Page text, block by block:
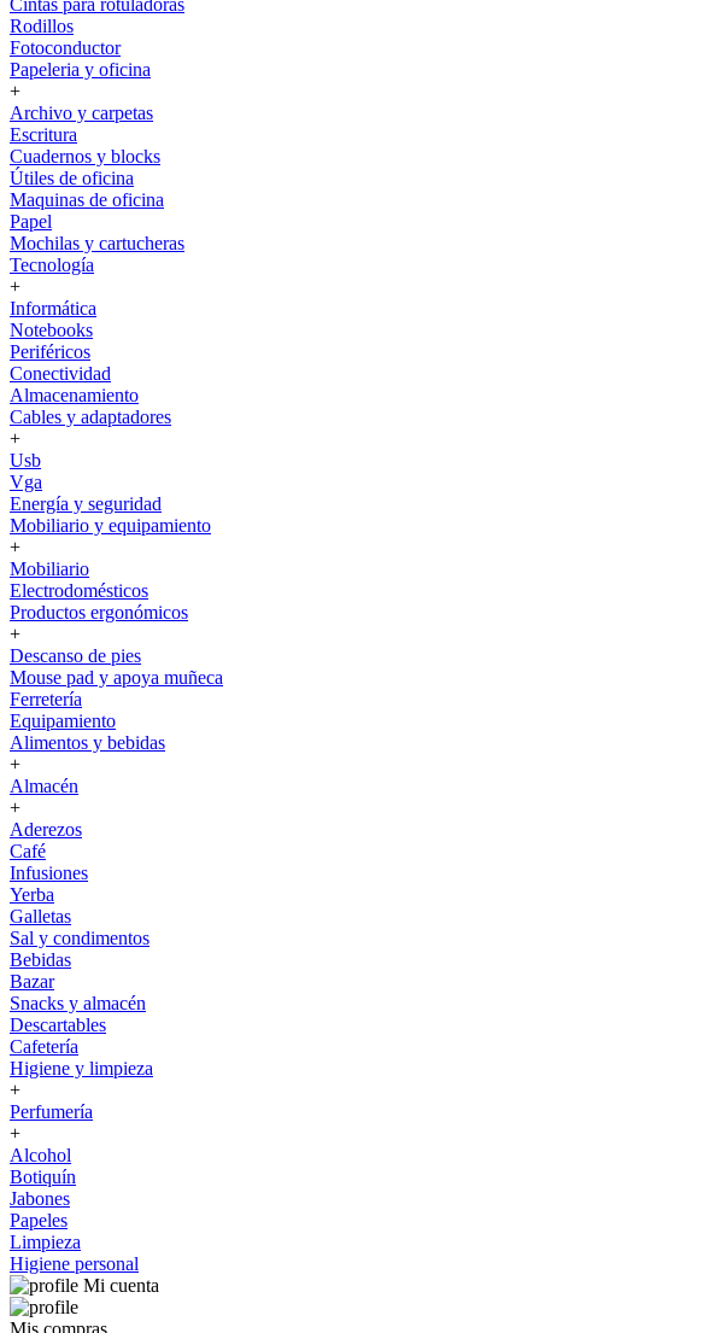
Cintas para rotuladoras
Rodillos
Fotoconductor
Papeleria y oficina
+
Archivo y carpetas
Escritura
Cuadernos y blocks
Útiles de oficina
Maquinas de oficina
Papel
Mochilas y cartucheras
Tecnología
+
Informática
Notebooks
Periféricos
Conectividad
Almacenamiento
Cables y adaptadores
+
Usb
Vga
Energía y seguridad
Mobiliario y equipamiento
+
Mobiliario
Electrodomésticos
Productos ergonómicos
+
Descanso de pies
Mouse pad y apoya muñeca
Ferretería
Equipamiento
Alimentos y bebidas
+
Almacén
+
Aderezos
Café
Infusiones
Yerba
Galletas
Sal y condimentos
Bebidas
Bazar
Snacks y almacén
Descartables
Cafetería
Higiene y limpieza
+
Perfumería
+
Alcohol
Botiquín
Jabones
Papeles
Limpieza
Higiene personal
Mi cuenta
Mis compras